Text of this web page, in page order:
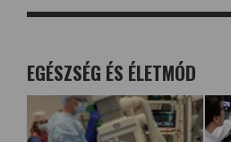
EGÉSZSÉG ÉS ÉLETMÓD